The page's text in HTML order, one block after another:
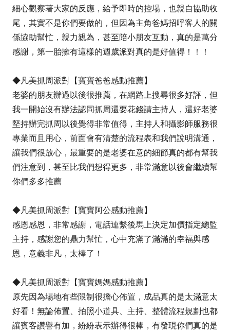
細心觀察著大家的反應，給予即時的控場，也親自協助收
尾，其實不是你們要做的，但因為主角爸媽招呼客人的關
係協助幫忙，親力親為，甚至陪小朋友互動，真的是萬分
感謝，第一胎擁有這樣的週歲派對真的是好值得！！！
◆凡美抓周派對【寶寶爸爸感動推薦】
老婆的朋友辦過以後很推薦，在網路上搜尋很多好評，但
我一開始沒有辦法認同抓周還要花錢請主持人，還好老婆
堅持辦完抓周以後覺得非常值得，主持人和攝影師服務很
專業而且用心，前面會有清楚的流程表和我們說明溝通，
讓我們很放心，最重要的是老婆在意的細節真的都有幫我
們注意到，甚至比我們想得更多，非常滿意以後會繼續幫
你們多多推薦
◆凡美抓周派對【寶寶阿公感動推薦】
感恩感恩，非常感謝，電話連繫後馬上決定加價指定總監
主持，感謝您的鼎力幫忙，心中充滿了滿滿的幸福與感
恩，意義非凡，太棒了！
◆凡美抓周派對【寶寶媽媽感動推薦】
原先因為場地有些限制很擔心佈置，成品真的是太滿意太
好看！無論佈置、拍照小道具、主持、整體流程規劃也都
讓賓客讚譽有加，紛紛表示辦得很棒，有發現你們真的是